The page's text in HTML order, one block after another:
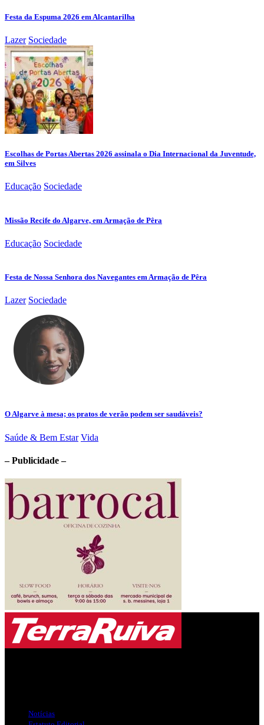
Festa da Espuma 2026 em Alcantarilha
Lazer Sociedade
Escolhas de Portas Abertas 2026 assinala o Dia Internacional da Juventude,
em Silves
Educação Sociedade
Missão Recife do Algarve, em Armação de Pêra
Educação Sociedade
Festa de Nossa Senhora dos Navegantes em Armação de Pêra
Lazer Sociedade
O Algarve à mesa; os pratos de verão podem ser saudáveis?
Saúde & Bem Estar Vida
– Publicidade –
Notícias